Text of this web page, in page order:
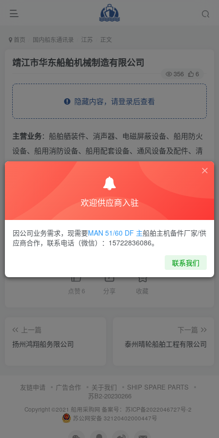
首页 国内船东通讯录 江苏 正文
靖江市华东船舶机械制造有限公司
356 6
隐藏内容，请登录后查看
主营业务：船舶舾装件、消声器、电磁屏蔽设备、船用防火
设备、船用消防设备、船用配套设备、通风设备及配件、清
点赞 6 分享 收藏
上一篇
扬州鸿翔船务限公司
下一篇
泰州晴轮船舶工程有限公司
友链申请 广告合作 关于我们
SHIP SPARE PARTS
苏B2-20230266
Copyright ©2021 船用采购网 备案号：苏ICP备2022046727号-2
苏公网安备 32120402000447号
欢迎供应商入驻
因公司业务需求，现需要MAN 51/60 DF 主船舶主机备件厂家/供
应商合作，联系电话（微信）：15722836086。
联系我们